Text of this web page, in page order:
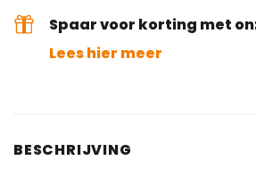
Spaar voor korting met
Lees hier meer
BESCHRIJVING